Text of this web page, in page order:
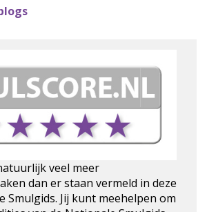
veel meer
dan er staan vermeld in deze
Smulgids. Jij kunt meehelpen om